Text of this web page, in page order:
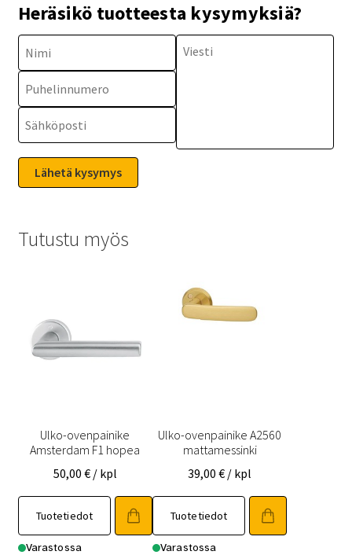
Heräsikö tuotteesta kysymyksiä?
Tutustu myös
Ulko-ovenpainike
Amsterdam F1 hopea
50,00 € / kpl
Tuotetiedot
Varastossa
Ulko-ovenpainike A2560
mattamessinki
39,00€ / kpl
Tuotetiedot
Varastossa